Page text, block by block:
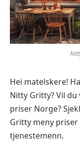
Hei matelskere!
Nitty Gritty? Vil
priser Norge?
Gritty meny
tjenestemenn.